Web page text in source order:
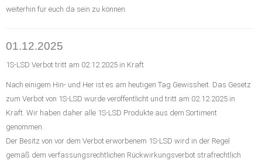
weiterhin für euch da sein zu können.
01.12.2025
1S-LSD Verbot tritt am 02.12.2025 in Kraft
Nach einigem Hin- und Her ist es am heutigen Tag Gewissheit. Das Gesetz
zum Verbot von 1S-LSD wurde veröffentlicht und tritt am 02.12.2025 in
Kraft. Wir haben daher alle 1S-LSD Produkte aus dem Sortiment
genommen.
Der Besitz von vor dem Verbot erworbenem 1S-LSD wird in der Regel
gemäß dem verfassungsrechtlichen Rückwirkungsverbot strafrechtlich